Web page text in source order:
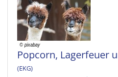
Popcorn, Lagerfeuer
(EKG)